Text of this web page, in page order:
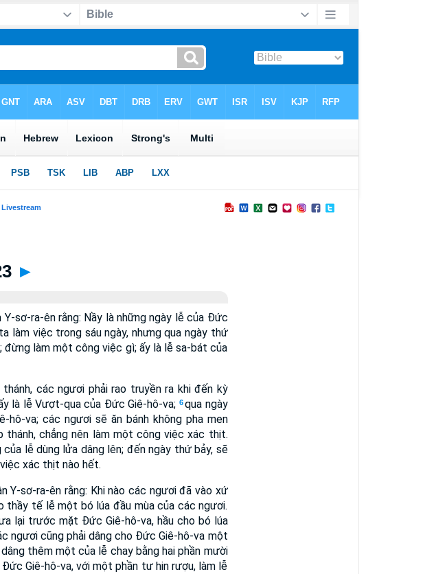
►
Y-sơ-ra-ên rằng: Nầy là những ngày lễ của Ðức
làm việc trong sáu ngày, nhưng qua ngày thứ
làm một công việc gì; ấy là lễ sa-bát của
các ngươi phải rao truyền ra khi đến kỳ
là lễ Vượt-qua của Ðức Giê-hô-va; 6qua ngày
hô-va; các ngươi sẽ ăn bánh không pha men
chẳng nên làm một công việc xác thịt.
lễ dùng lửa dâng lên; đến ngày thứ bảy, sẽ
xác thịt nào hết.
Y-sơ-ra-ên rằng: Khi nào các ngươi đã vào xứ
thầy tế lễ một bó lúa đầu mùa của các ngươi.
lại trước mặt Ðức Giê-hô-va, hầu cho bó lúa
ngươi cũng phải dâng cho Ðức Giê-hô-va một
thêm một của lễ chay bằng hai phần mười
Giê-hô-va, với một phần tư hin rượu, làm lễ